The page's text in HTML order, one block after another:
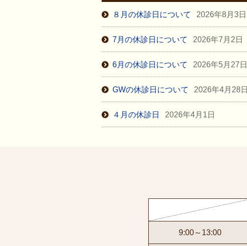
８月の休診日について 2026年8月3日
7月の休診日について 2026年7月2日
6月の休診日について 2026年5月27日
GWの休診日について 2026年4月28日
４月の休診日 2026年4月1日
9:00～13:00